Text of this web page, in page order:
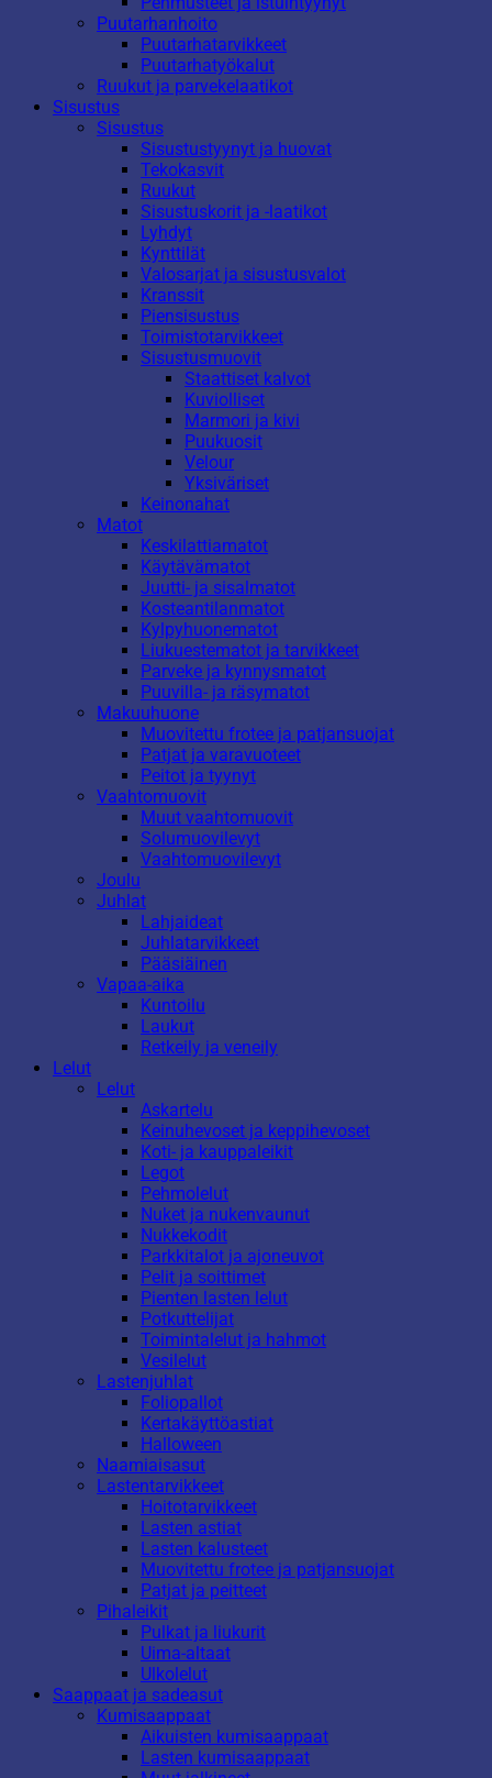
Puutarhanhoito
Puutarhatarvikkeet
Puutarhatyökalut
Ruukut ja parvekelaatikot
Sisustus
Sisustus
Sisustustyynyt ja huovat
Tekokasvit
Ruukut
Sisustuskorit ja -laatikot
Lyhdyt
Kynttilät
Valosarjat ja sisustusvalot
Kranssit
Piensisustus
Toimistotarvikkeet
Sisustusmuovit
Staattiset kalvot
Kuviolliset
Marmori ja kivi
Puukuosit
Velour
Yksiväriset
Keinonahat
Matot
Keskilattiamatot
Käytävämatot
Juutti- ja sisalmatot
Kosteantilanmatot
Kylpyhuonematot
Liukuestematot ja tarvikkeet
Parveke ja kynnysmatot
Puuvilla- ja räsymatot
Makuuhuone
Muovitettu frotee ja patjansuojat
Patjat ja varavuoteet
Peitot ja tyynyt
Vaahtomuovit
Muut vaahtomuovit
Solumuovilevyt
Vaahtomuovilevyt
Joulu
Juhlat
Lahjaideat
Juhlatarvikkeet
Pääsiäinen
Vapaa-aika
Kuntoilu
Laukut
Retkeily ja veneily
Lelut
Lelut
Askartelu
Keinuhevoset ja keppihevoset
Koti- ja kauppaleikit
Legot
Pehmolelut
Nuket ja nukenvaunut
Nukkekodit
Parkkitalot ja ajoneuvot
Pelit ja soittimet
Pienten lasten lelut
Potkuttelijat
Toimintalelut ja hahmot
Vesilelut
Lastenjuhlat
Foliopallot
Kertakäyttöastiat
Halloween
Naamiaisasut
Lastentarvikkeet
Hoitotarvikkeet
Lasten astiat
Lasten kalusteet
Muovitettu frotee ja patjansuojat
Patjat ja peitteet
Pihaleikit
Pulkat ja liukurit
Uima-altaat
Ulkolelut
Saappaat ja sadeasut
Kumisaappaat
Aikuisten kumisaappaat
Lasten kumisaappaat